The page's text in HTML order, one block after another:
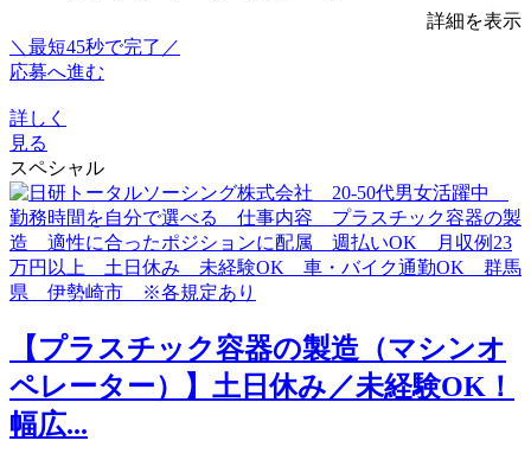
詳細を表示
＼最短45秒で完了／
応募へ進む
詳しく
見る
スペシャル
【プラスチック容器の製造（マシンオ
ペレーター）】土日休み／未経験OK！
幅広...